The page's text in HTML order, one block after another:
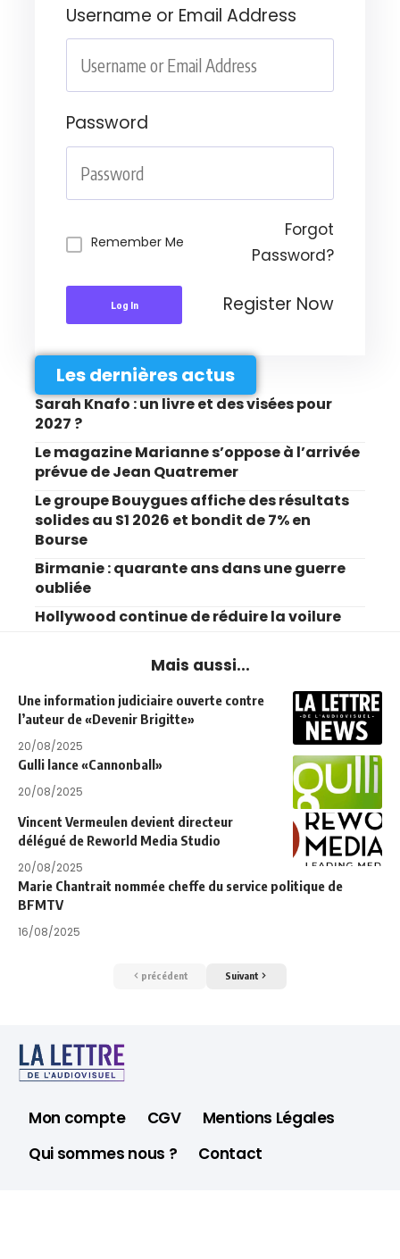
Username or Email Address
Password
Remember Me
Forgot
Password?
Log In Register Now
Les dernières actus
Sarah Knafo : un livre et des visées pour
2027 ?
Le magazine Marianne s’oppose à l’arrivée
prévue de Jean Quatremer
Le groupe Bouygues affiche des résultats
solides au S1 2026 et bondit de 7% en
Bourse
Birmanie : quarante ans dans une guerre
oubliée
Hollywood continue de réduire la voilure
Mais aussi...
Une information judiciaire ouverte contre
l’auteur de «Devenir Brigitte»
20/08/2025
Gulli lance «Cannonball»
20/08/2025
Vincent Vermeulen devient directeur
délégué de Reworld Media Studio
20/08/2025
Marie Chantrait nommée cheffe du service politique de
BFMTV
16/08/2025
précédent Suivant
Mon compte CGV
Mentions Légales
Qui sommes nous ?
Contact